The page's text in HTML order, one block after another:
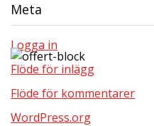
Meta
Logga in
Flöde för inlägg
Flöde för kommentarer
WordPress.org